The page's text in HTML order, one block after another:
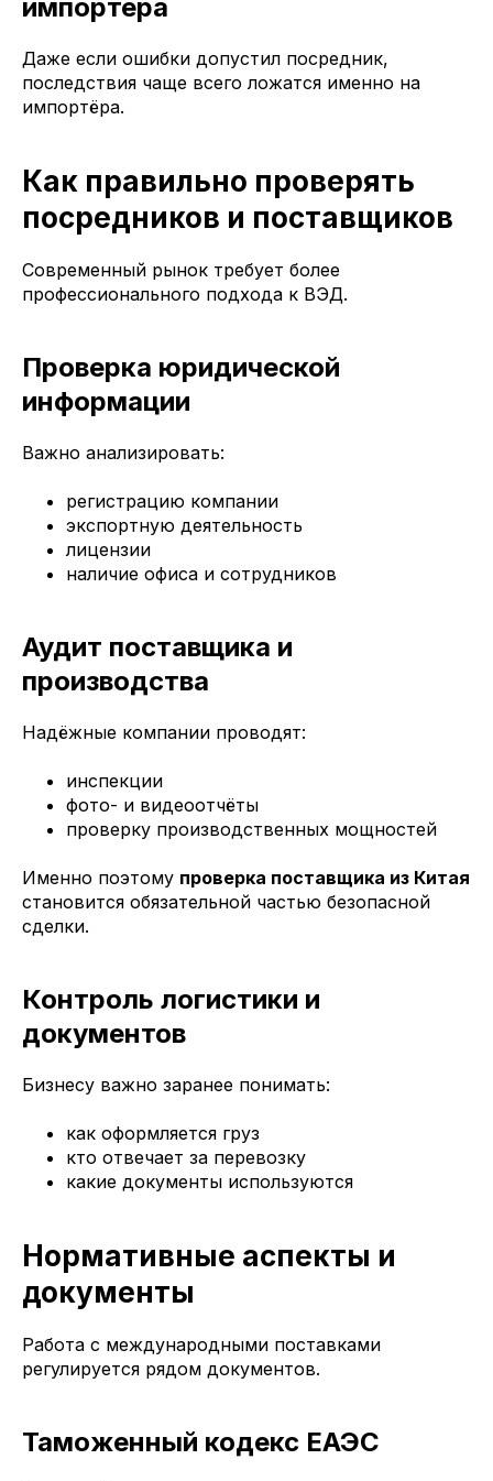
импортёра
Даже если ошибки допустил посредник,
последствия чаще всего ложатся именно на
импортёра.
Как правильно проверять
посредников и поставщиков
Современный рынок требует более
профессионального подхода к ВЭД.
Проверка юридической
информации
Важно анализировать:
регистрацию компании
экспортную деятельность
лицензии
наличие офиса и сотрудников
Аудит поставщика и
производства
Надёжные компании проводят:
инспекции
фото- и видеоотчёты
проверку производственных мощностей
Именно поэтому проверка поставщика из Китая
становится обязательной частью безопасной
сделки.
Контроль логистики и
документов
Бизнесу важно заранее понимать:
как оформляется груз
кто отвечает за перевозку
какие документы используются
Нормативные аспекты и
документы
Работа с международными поставками
регулируется рядом документов.
Таможенный кодекс ЕАЭС